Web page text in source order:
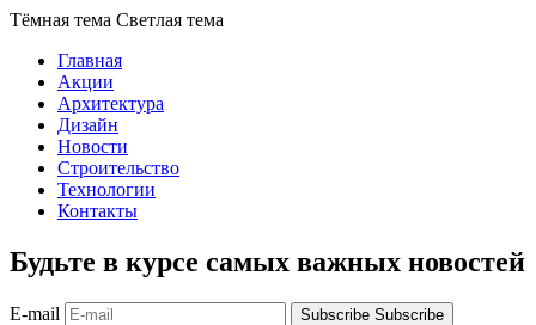
Тёмная тема Светлая тема
Главная
Акции
Архитектура
Дизайн
Новости
Строительство
Технологии
Контакты
Будьте в курсе самых важных новостей
E-mail Subscribe Subscribe